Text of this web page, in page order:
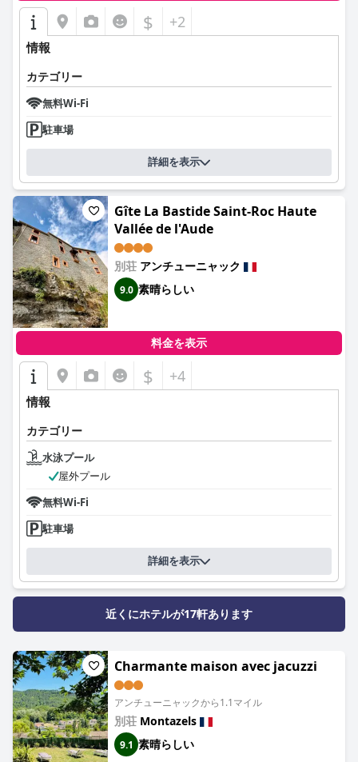
$ +2
情報
カテゴリー
無料Wi-Fi
駐車場
詳細を表示
Gîte La Bastide Saint-Roc Haute
Vallée de l'Aude
別荘 アンチューニャック
9.0 素晴らしい
料金を表示
$ +4
情報
カテゴリー
水泳プール
屋外プール
無料Wi-Fi
駐車場
詳細を表示
近くにホテルが17軒あります
Charmante maison avec jacuzzi
アンチューニャックから1.1マイル
別荘 Montazels
9.1 素晴らしい